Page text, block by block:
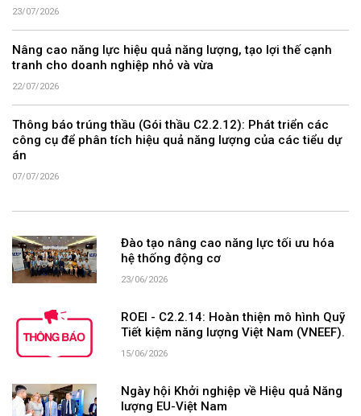
23/07/2026
Nâng cao năng lực hiệu quả năng lượng, tạo lợi thế cạnh
tranh cho doanh nghiệp nhỏ và vừa
22/07/2026
Thông báo trúng thầu (Gói thầu C2.2.12): Phát triển các
công cụ để phân tích hiệu quả năng lượng của các tiểu dự
án
07/07/2026
Đào tạo nâng cao năng lực tối ưu hóa
hệ thống động cơ
23/06/2026
ROEI - C2.2.14: Hoàn thiện mô hình Quỹ
Tiết kiệm năng lượng Việt Nam (VNEEF).
15/06/2026
Ngày hội Khởi nghiệp về Hiệu quả Năng
lượng EU-Việt Nam